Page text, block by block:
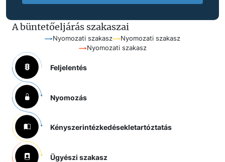
A büntetőeljárás szakaszai
Nyomozati szakasz
Nyomozati szakasz
Nyomozati szakasz
Feljelentés
Nyomozás
Kényszerintézkedésekletartóztatás
Ügyészi szakasz